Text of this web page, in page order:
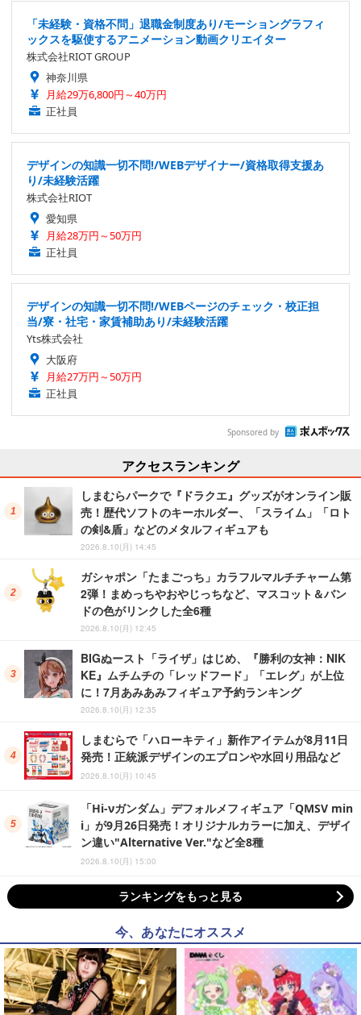
「未経験・資格不問」退職金制度あり/モーショングラフィ
ックスを駆使するアニメーション動画クリエイター
株式会社RIOT GROUP
神奈川県
月給29万6,800円～40万円
正社員
デザインの知識一切不問!/WEBデザイナー/資格取得支援あ
り/未経験活躍
株式会社RIOT
愛知県
月給28万円～50万円
正社員
デザインの知識一切不問!/WEBページのチェック・校正担
当/寮・社宅・家賃補助あり/未経験活躍
Yts株式会社
大阪府
月給27万円～50万円
正社員
Sponsored by
アクセスランキング
しまむらパークで『ドラクエ』グッズがオンライン販
売！歴代ソフトのキーホルダー、「スライム」「ロト
の剣&盾」などのメタルフィギュアも
2026.8.10(月) 14:45
ガシャポン「たまごっち」カラフルマルチチャーム第
2弾！まめっちやおやじっちなど、マスコット＆バン
ドの色がリンクした全6種
2026.8.10(月) 12:45
BIGぬースト「ライザ」はじめ、『勝利の女神：NIK
KE』ムチムチの「レッドフード」「エレグ」が上位
に！7月あみあみフィギュア予約ランキング
2026.8.10(月) 12:35
しまむらで「ハローキティ」新作アイテムが8月11日
発売！正統派デザインのエプロンや水回り用品など
2026.8.10(月) 10:45
「Hi-νガンダム」デフォルメフィギュア「QMSV min
i」が9月26日発売！オリジナルカラーに加え、デザイ
ン違い"Alternative Ver."など全8種
2026.8.10(月) 15:00
ランキングをもっと見る
今、あなたにオススメ